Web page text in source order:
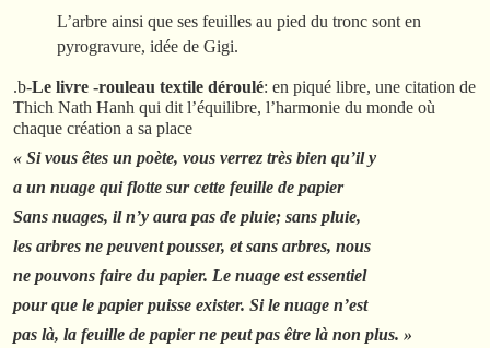
L’arbre ainsi que ses feuilles au pied du tronc sont en
pyrogravure, idée de Gigi.
.b-Le livre -rouleau textile déroulé: en piqué libre, une citation de
Thich Nath Hanh qui dit l’équilibre, l’harmonie du monde où
chaque création a sa place
« Si vous êtes un poète, vous verrez très bien qu’il y
a un nuage qui flotte sur cette feuille de papier
Sans nuages, il n’y aura pas de pluie; sans pluie,
les arbres ne peuvent pousser, et sans arbres, nous
ne pouvons faire du papier. Le nuage est essentiel
pour que le papier puisse exister. Si le nuage n’est
pas là, la feuille de papier ne peut pas être là non plus. »